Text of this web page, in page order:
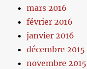
mars 2016
février 2016
janvier 2016
décembre 2015
novembre 2015